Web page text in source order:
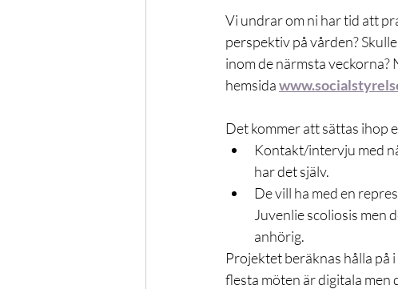
Vi undrar om ni har tid att
perspektiv på vården?
inom de närmsta veckorna?
hemsida
Det kommer att sättas ihop
Kontakt/intervju med
har det själv.
De vill ha med en
Juvenlie scoliosis men
anhörig.
Projektet beräknas hålla på
flesta möten är digitala men